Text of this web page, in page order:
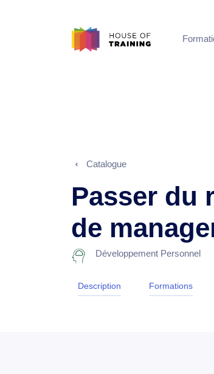
Catalogue
Passer du
de
Développement Personnel
Description Formations